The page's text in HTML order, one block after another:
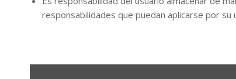
responsabilidades que puedan aplicarse por